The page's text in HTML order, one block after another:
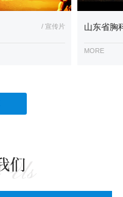
/ 宣传片 山东省胸
MORE